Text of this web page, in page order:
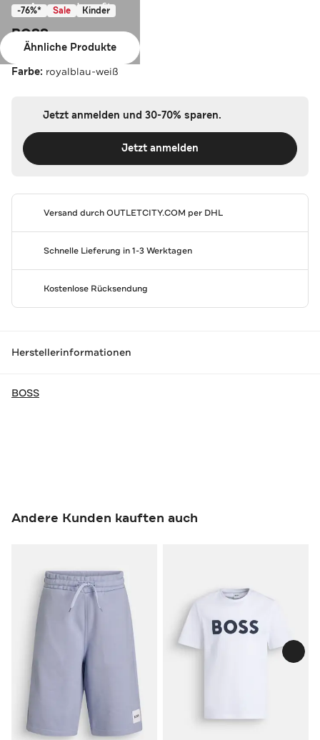
Ausverkauft
Ähnliche Produkte
-76%* Sale Kinder
BOSS
Shorts royalblau
Farbe: royalblau-weiß
Jetzt anmelden und 30-70% sparen.
Jetzt anmelden
Versand durchOUTLETCITY.COM per DHL
Schnelle Lieferung in 1-3 Werktagen
Kostenlose Rücksendung
Herstellerinformationen
BOSS
Andere Kunden kauften auch